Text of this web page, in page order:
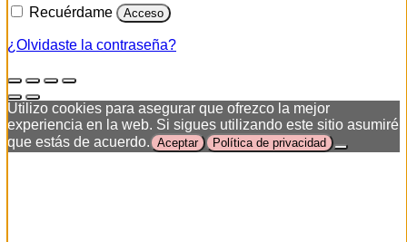
Recuérdame Acceso
¿Olvidaste la contraseña?
Utilizo cookies para asegurar que ofrezco la mejor
experiencia en la web. Si sigues utilizando este sitio asumiré
que estás de acuerdo. Aceptar Política de privacidad